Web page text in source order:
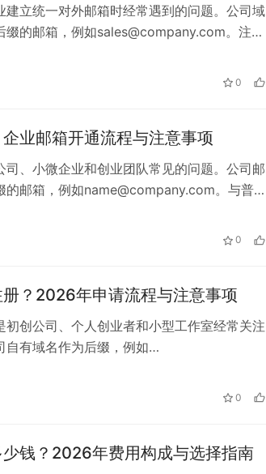
立统一对外邮箱时经常遇到的问题。公司域
缀的邮箱，例如sales@company.com。注册
也称企业域名邮箱。与普通个人邮箱相比，它
0
业邮箱开通流程与注意事项
、小微企业和创业团队常见的问题。公司邮
的邮箱，例如name@company.com。与普通
什么 注册公司邮箱前，通常需要准备以下信
0
？2026年申请流程与注意事项
创公司、个人创业者和小型工作室经常关注
自有域名作为后缀，例如
可能有所限制。 一、免费企业邮箱有哪些开通
0
钱？2026年费用构成与选择指南